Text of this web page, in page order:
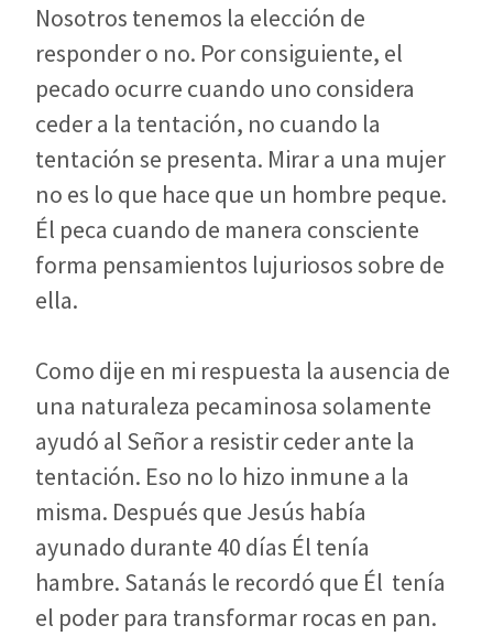
Nosotros tenemos la elección de
responder o no. Por consiguiente, el
pecado ocurre cuando uno considera
ceder a la tentación, no cuando la
tentación se presenta. Mirar a una mujer
no es lo que hace que un hombre peque.
Él peca cuando de manera consciente
forma pensamientos lujuriosos sobre de
ella.
Como dije en mi respuesta la ausencia de
una naturaleza pecaminosa solamente
ayudó al Señor a resistir ceder ante la
tentación. Eso no lo hizo inmune a la
misma. Después que Jesús había
ayunado durante 40 días Él tenía
hambre. Satanás le recordó que Él tenía
el poder para transformar rocas en pan.